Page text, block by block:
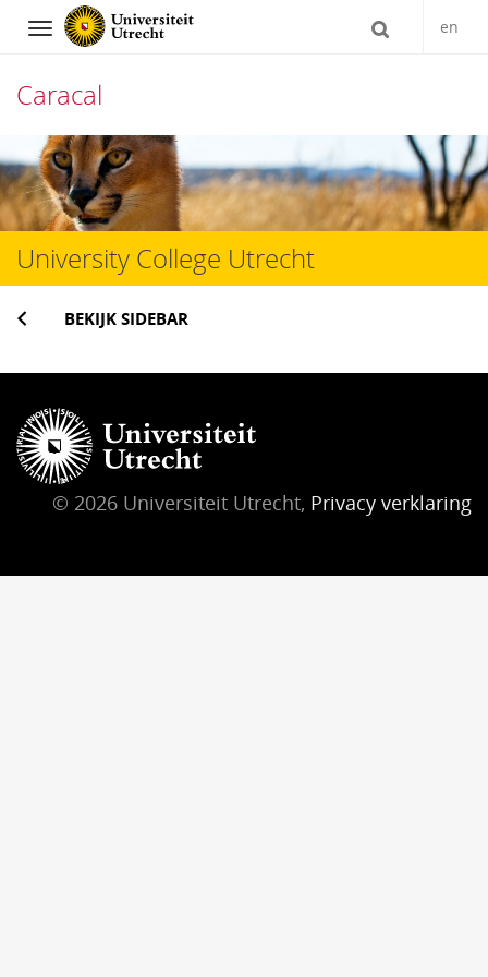
Navigation en
Caracal
Direct
naar
het
inhoud
University College Utrecht
BEKIJK SIDEBAR
© 2026 Universiteit Utrecht, Privacy verklaring